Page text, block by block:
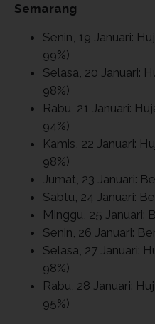
Semarang
Senin, 19 Januari:
99%)
Selasa, 20 Januari:
98%)
Rabu, 21 Januari:
94%)
Kamis, 22 Januari:
98%)
Jumat, 23 Januari:
Sabtu, 24 Januari:
Minggu, 25 Januari:
Senin, 26 Januari:
Selasa, 27 Januari:
98%)
Rabu, 28 Januari:
95%)